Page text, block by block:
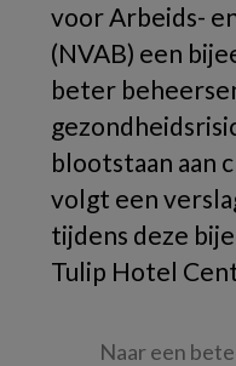
voor Arbeids-
(NVAB) een
beter
blootstaan aan
volgt een
tijdens deze
Tulip Hotel
Naar een